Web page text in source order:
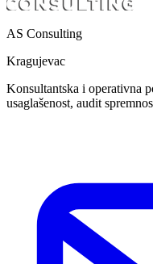
AS Consulting
Kragujevac
Konsultantska i operativna
usaglašenost, audit